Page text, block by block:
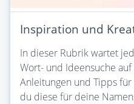
Inspiration und
In dieser Rubrik wartet
Wort- und Ideensuche
Anleitungen und Tipps
du diese für deine